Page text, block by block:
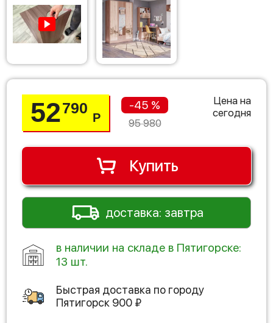
52790
Р
-45 %
95 980
Цена на
сегодня
Купить
доставка: завтра
в наличии на складе в Пятигорске:
13 шт.
Быстрая доставка по городу
Пятигорск 900 ₽